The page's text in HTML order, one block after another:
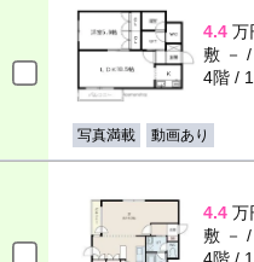
4.4 万
敷 － /
4階 /
写真満載 動画あり
4.4 万
敷 － /